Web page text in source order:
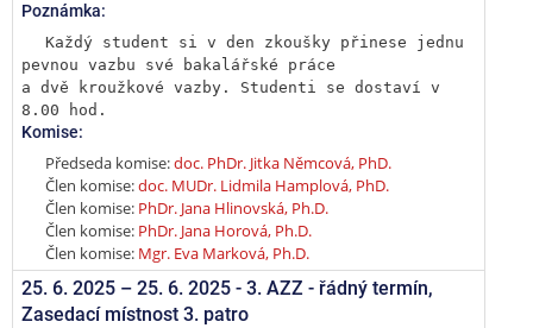
Poznámka:
Každý student si v den zkoušky přinese jednu
pevnou vazbu své bakalářské práce
a dvě kroužkové vazby. Studenti se dostaví v
8.00 hod.
Komise:
Předseda komise:doc. PhDr. Jitka Němcová, PhD.
Člen komise:doc. MUDr. Lidmila Hamplová, PhD.
Člen komise: PhDr. Jana Hlinovská, Ph.D.
Člen komise: PhDr. Jana Horová, Ph.D.
Člen komise: Mgr. Eva Marková, Ph.D.
25. 6. 2025 – 25. 6. 2025 - 3. AZZ - řádný termín,
Zasedací místnost 3. patro